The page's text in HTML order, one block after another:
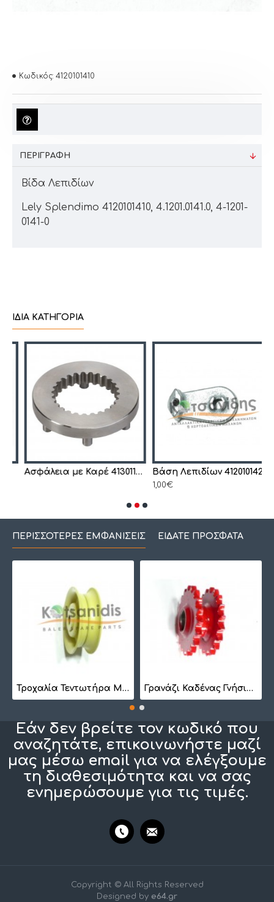
Κωδικός: 4120101410
ΠΕΡΙΓΡΑΦΉ
Βίδα Λεπιδίων
Lely Splendimo 4120101410, 4.1201.0141.0, 4-1201-
0141-0
ΊΔΙΑ ΚΑΤΗΓΟΡΊΑ
Ασφάλεια με Καρέ 4130119790 Βάση Λεπιδίων 4120101420
1,00€
ΠΕΡΙΣΣΌΤΕΡΕΣ ΕΜΦΑΝΊΣΕΙΣ ΕΊΔΑΤΕ ΠΡΌΣΦΑΤΑ
Τροχαλία Τεντωτήρα Μικρή BS 1022 Γρανάζι Καδένας Γνήσιο 1257410201
Εάν δεν βρείτε τον κωδικό που
αναζητάτε, επικοινωνήστε μαζί
μας μέσω email για να ελέγξουμε
τη διαθεσιμότητα και να σας
ενημερώσουμε για τις τιμές.
Copyright © All Rights Reserved
Designed by e64.gr